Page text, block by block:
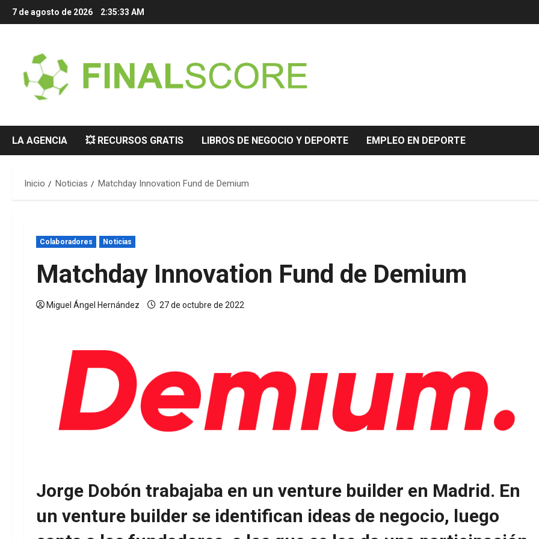
Saltar
al
7 de agosto de 2026 2:35:34 AM
LA AGENCIA 💥 RECURSOS GRATIS LIBROS DE NEGOCIO Y DEPORTE EMPLEO EN DEPORTE
Inicio Noticias Matchday Innovation Fund de Demium
Colaboradores Noticias
Matchday Innovation Fund de Demium
Miguel Ángel Hernández 27 de octubre de 2022
Jorge Dobón trabajaba en un venture builder en Madrid. En
un venture builder se identifican ideas de negocio, luego